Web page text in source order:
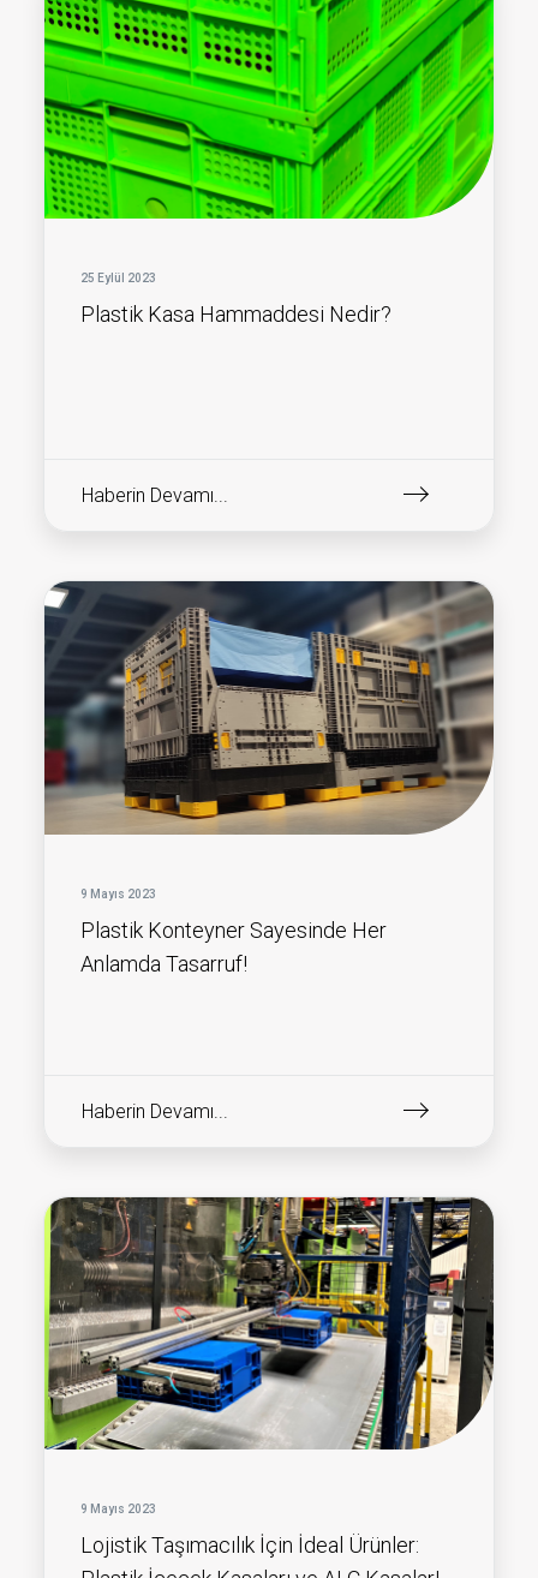
25 Eylül 2023
Plastik Kasa Hammaddesi Nedir?
Haberin Devamı...
9 Mayıs 2023
Plastik Konteyner Sayesinde Her
Anlamda Tasarruf!
Haberin Devamı...
9 Mayıs 2023
Lojistik Taşımacılık İçin İdeal Ürünler: